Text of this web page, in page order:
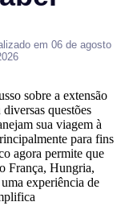
em 06 de agosto
sobre a extensão
questões
sua viagem à
para fins
agora permite que
França, Hungria,
experiência de